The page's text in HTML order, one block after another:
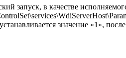
запуск, в качестве
значение «1»,